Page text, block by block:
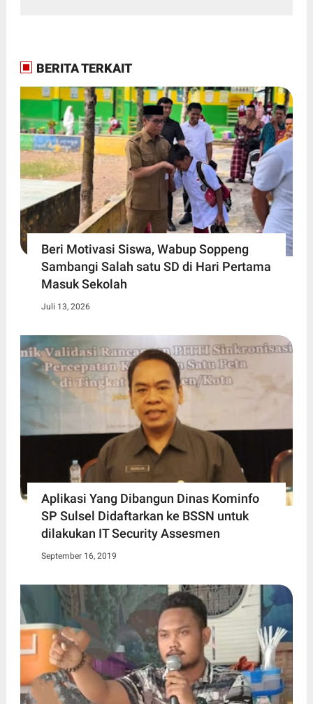
BERITA TERKAIT
Beri Motivasi Siswa, Wabup Soppeng
Sambangi Salah satu SD di Hari Pertama
Masuk Sekolah
Juli 13, 2026
Aplikasi Yang Dibangun Dinas Kominfo
SP Sulsel Didaftarkan ke BSSN untuk
dilakukan IT Security Assesmen
September 16, 2019